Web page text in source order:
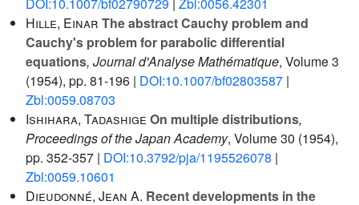
DOI:10.1007/bf02790729 | Zbl:0056.42301
Hille, Einar The abstract Cauchy problem and
Cauchy's problem for parabolic differential
equations, Journal d'Analyse Mathématique, Volume 3
(1954), pp. 81-196 | DOI:10.1007/bf02803587 |
Zbl:0059.08703
Ishihara, Tadashige On multiple distributions,
Proceedings of the Japan Academy, Volume 30 (1954),
pp. 352-357 | DOI:10.3792/pja/1195526078 |
Zbl:0059.10601
Dieudonné, Jean A. Recent developments in the